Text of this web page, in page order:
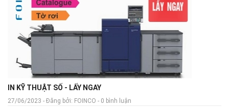
IN KỸ THUẬT SỐ - LẤY NGAY
27/06/2023 - Đăng bởi: FOINCO - 0 bình luận